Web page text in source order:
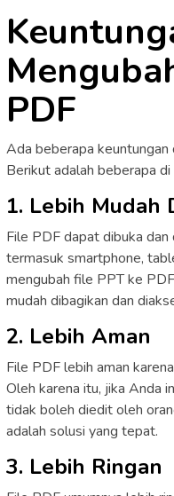
PDF
Ada beberapa
Berikut adalah beberapa di
1. Lebih Mudah
File PDF dapat dibuka
termasuk smartphone,
mengubah file PPT ke
mudah dibagikan dan
2. Lebih Aman
File PDF lebih aman
Oleh karena itu, jika Anda
tidak boleh diedit oleh
adalah solusi yang tepat.
3. Lebih Ringan